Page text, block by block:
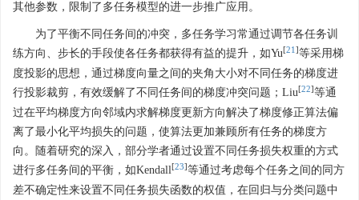
其他参数，限制了多任务模型的进一步推广应用。
为了平衡不同任务间的冲突，多任务学习常通过调节各任务训
练方向、步长的手段使各任务都获得有益的提升，如Yu[21 ]等采用梯
度投影的思想，通过梯度向量之间的夹角大小对不同任务的梯度进
行投影裁剪，有效缓解了不同任务间的梯度冲突问题；Liu[22]等通
过在平均梯度方向邻域内求解梯度更新方向解决了梯度修正算法偏
离了最小化平均损失的问题，使算法更加兼顾所有任务的梯度方
向。随着研究的深入，部分学者通过设置不同任务损失权重的方式
进行多任务间的平衡，如Kendall[23]等通过考虑每个任务之间的同方
差不确定性来设置不同任务损失函数的权值，在回归与分类问题中